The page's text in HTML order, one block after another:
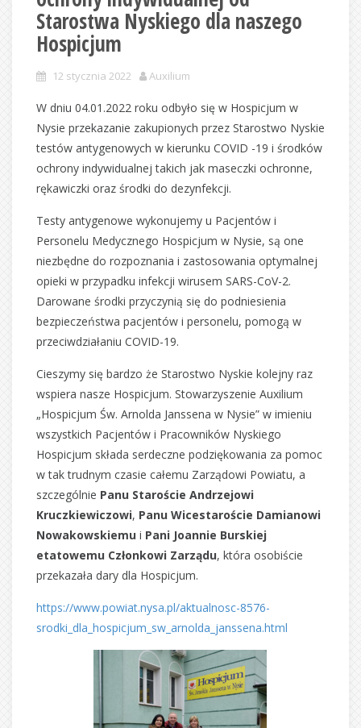
Starostwa Nyskiego dla naszego
Hospicjum
12 stycznia 2022 Auxilium
W dniu 04.01.2022 roku odbyło się w Hospicjum w
Nysie przekazanie zakupionych przez Starostwo Nyskie
testów antygenowych w kierunku COVID -19 i środków
ochrony indywidualnej takich jak maseczki ochronne,
rękawiczki oraz środki do dezynfekcji.
Testy antygenowe wykonujemy u Pacjentów i
Personelu Medycznego Hospicjum w Nysie, są one
niezbędne do rozpoznania i zastosowania optymalnej
opieki w przypadku infekcji wirusem SARS-CoV-2.
Darowane środki przyczynią się do podniesienia
bezpieczeństwa pacjentów i personelu, pomogą w
przeciwdziałaniu COVID-19.
Cieszymy się bardzo że Starostwo Nyskie kolejny raz
wspiera nasze Hospicjum. Stowarzyszenie Auxilium
„Hospicjum Św. Arnolda Janssena w Nysie” w imieniu
wszystkich Pacjentów i Pracowników Nyskiego
Hospicjum składa serdeczne podziękowania za pomoc
w tak trudnym czasie całemu Zarządowi Powiatu, a
szczególnie Panu Staroście Andrzejowi
Kruczkiewiczowi, Panu Wicestaroście Damianowi
Nowakowskiemu i Pani Joannie Burskiej
etatowemu Członkowi Zarządu, która osobiście
przekazała dary dla Hospicjum.
https://www.powiat.nysa.pl/aktualnosc-8576-
srodki_dla_hospicjum_sw_arnolda_janssena.html